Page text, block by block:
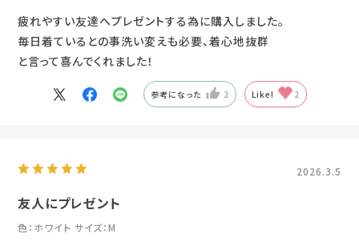
疲れやすい友達へプレゼントする為に購入しました。
毎日着ているとの事洗い変えも必要、着心地抜群
と言って喜んでくれました！
参考になった 2 Like! 2
2026.3.5
友人にプレゼント
色：ホワイト サイズ：M